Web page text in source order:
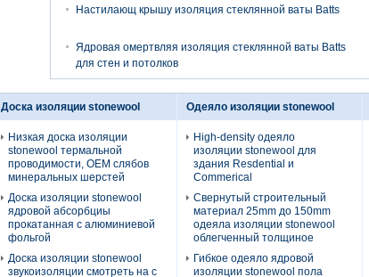
Настилающ крышу изоляция стеклянной ваты Batts
Ядровая омертвляя изоляция стеклянной ваты Batts
для стен и потолков
Доска изоляции stonewool
Низкая доска изоляции
stonewool термальной
проводимости, OEM слябов
минеральных шерстей
Доска изоляции stonewool
ядровой абсорбциы
прокатанная с алюминиевой
фольгой
Доска изоляции stonewool
звукоизоляции смотреть на с
Одеяло изоляции stonewool
High-density одеяло
изоляции stonewool для
здания Resdential и
Commerical
Свернутый строительный
материал 25mm до 150mm
одеяла изоляции stonewool
облегченный толщиное
Гибкое одеяло ядровой
изоляции stonewool пола